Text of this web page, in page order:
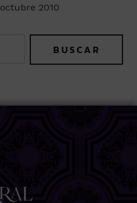
octubre 2010